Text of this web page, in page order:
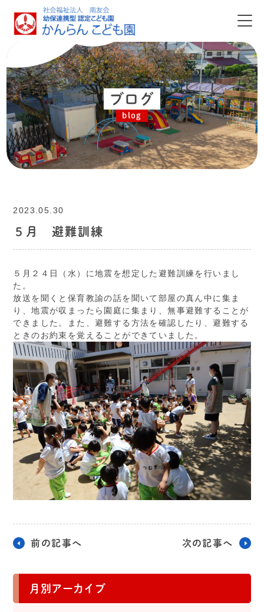
ブログ
blog
2023.05.30
５月 避難訓練
５月２４日（水）に地震を想定した避難訓練を行いまし
た。
放送を聞くと保育教諭の話を聞いて部屋の真ん中に集ま
り、地震が収まったら園庭に集まり、無事避難することが
できました。また、避難する方法を確認したり、避難する
ときのお約束を覚えることができていました。
前の記事へ 次の記事へ
月別アーカイブ